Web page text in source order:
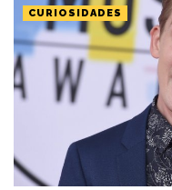
CURIOSIDADES